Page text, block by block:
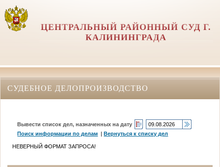
ЦЕНТРАЛЬНЫЙ РАЙОННЫЙ СУД Г.
КАЛИНИНГРАДА
СУДЕБНОЕ ДЕЛОПРОИЗВОДСТВО
Вывести список дел, назначенных на дату
Поиск информации по делам |Вернуться к списку дел
НЕВЕРНЫЙ ФОРМАТ ЗАПРОСА!